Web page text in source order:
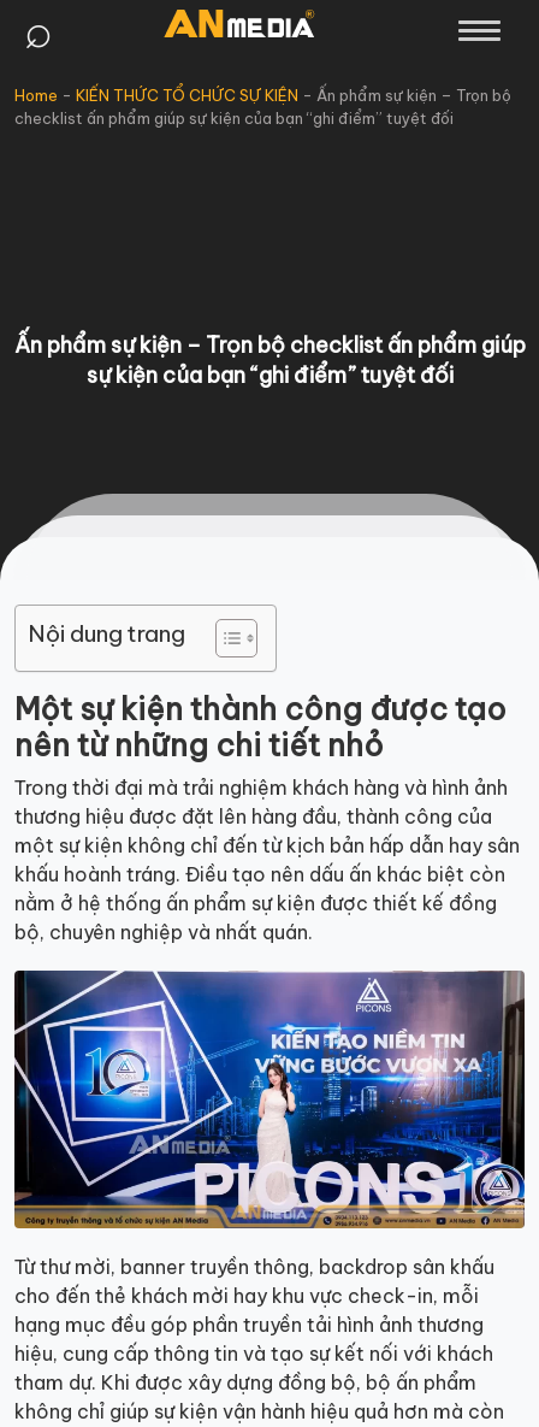
⌕
Home - KIẾN THỨC TỔ CHỨC SỰ KIỆN - Ấn phẩm sự kiện – Trọn bộ
checklist ấn phẩm giúp sự kiện của bạn “ghi điểm” tuyệt đối
Ấn phẩm sự kiện – Trọn bộ checklist ấn phẩm giúp
sự kiện của bạn “ghi điểm” tuyệt đối
Nội dung trang
Một sự kiện thành công được tạo
nên từ những chi tiết nhỏ
Trong thời đại mà trải nghiệm khách hàng và hình ảnh
thương hiệu được đặt lên hàng đầu, thành công của
một sự kiện không chỉ đến từ kịch bản hấp dẫn hay sân
khấu hoành tráng. Điều tạo nên dấu ấn khác biệt còn
nằm ở hệ thống ấn phẩm sự kiện được thiết kế đồng
bộ, chuyên nghiệp và nhất quán.
Từ thư mời, banner truyền thông, backdrop sân khấu
cho đến thẻ khách mời hay khu vực check-in, mỗi
hạng mục đều góp phần truyền tải hình ảnh thương
hiệu, cung cấp thông tin và tạo sự kết nối với khách
tham dự. Khi được xây dựng đồng bộ, bộ ấn phẩm
không chỉ giúp sự kiện vận hành hiệu quả hơn mà còn